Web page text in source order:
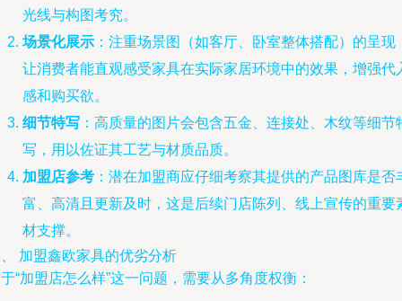
光线与构图考究。
场景化展示 ：注重场景图（如客厅、卧室整体搭配）的呈现
让消费者能直观感受家具在实际家居环境中的效果，增强代
感和购买欲。
细节特写 ：高质量的图片会包含五金、连接处、木纹等细节
写，用以佐证其工艺与材质品质。
加盟店参考 ：潜在加盟商应仔细考察其提供的产品图库是否
富、高清且更新及时，这是后续门店陈列、线上宣传的重要
材支撑。
加盟鑫欧家具的优劣分析
“加盟店怎么样”这一问题，需要从多角度权衡：